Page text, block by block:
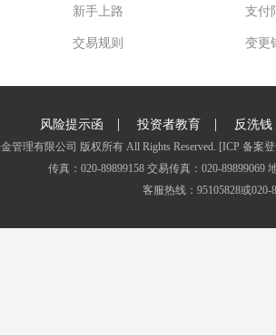
新手上路
交易规则
支付
变更
风险提示函 | 投资者教育 | 反洗钱
管理有限公司 版权所有 All Rights Reserved. [ICP 备案
传真：020-89899158 交易传真：020-
客服热线：95105828或020-